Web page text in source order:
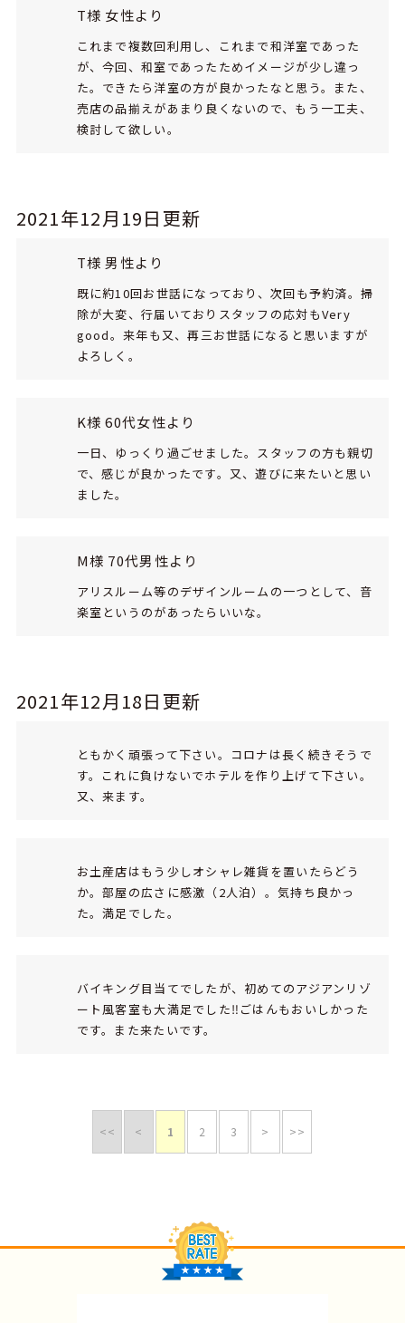
T様 女性より
これまで複数回利用し、これまで和洋室であった
が、今回、和室であったためイメージが少し違っ
た。できたら洋室の方が良かったなと思う。また、
売店の品揃えがあまり良くないので、もう一工夫、
検討して欲しい。
2021年12月19日更新
T様 男性より
既に約10回お世話になっており、次回も予約済。掃
除が大変、行届いておりスタッフの応対もVery
good。来年も又、再三お世話になると思いますが
よろしく。
K様 60代女性より
一日、ゆっくり過ごせました。スタッフの方も親切
で、感じが良かったです。又、遊びに来たいと思い
ました。
M様 70代男性より
アリスルーム等のデザインルームの一つとして、音
楽室というのがあったらいいな。
2021年12月18日更新
ともかく頑張って下さい。コロナは長く続きそうで
す。これに負けないでホテルを作り上げて下さい。
又、来ます。
お土産店はもう少しオシャレ雑貨を置いたらどう
か。部屋の広さに感激（2人泊）。気持ち良かっ
た。満足でした。
バイキング目当てでしたが、初めてのアジアンリゾ
ート風客室も大満足でした‼ごはんもおいしかった
です。また来たいです。
<< < 1 2 3 > >>